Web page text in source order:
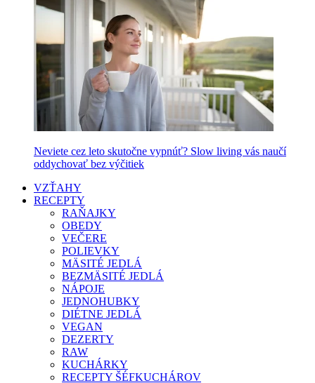
Neviete cez leto skutočne vypnúť? Slow living vás naučí
oddychovať bez výčitiek
VZŤAHY
RECEPTY
RAŇAJKY
OBEDY
VEČERE
POLIEVKY
MÄSITÉ JEDLÁ
BEZMÄSITÉ JEDLÁ
NÁPOJE
JEDNOHUBKY
DIÉTNE JEDLÁ
VEGAN
DEZERTY
RAW
KUCHÁRKY
RECEPTY ŠÉFKUCHÁROV